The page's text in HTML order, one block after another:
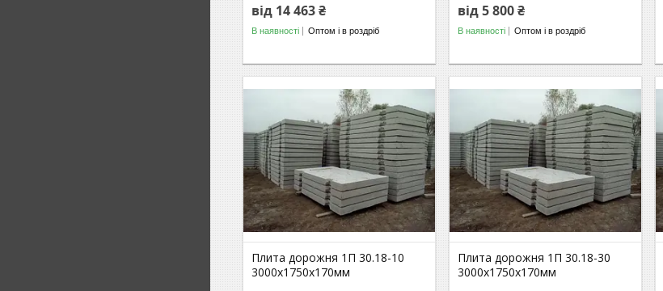
від 14 463 ₴
В наявності Оптом і в роздріб
від 5 800 ₴
В наявності Оптом і в роздріб
Плита дорожня 1П 30.18-10
3000х1750х170мм
Плита дорожня 1П 30.18-30
3000х1750х170мм